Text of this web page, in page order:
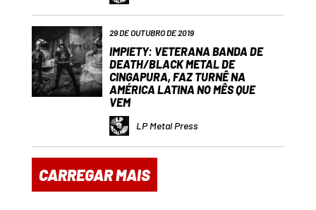
29 DE OUTUBRO DE 2019
IMPIETY: VETERANA BANDA DE
DEATH/BLACK METAL DE
CINGAPURA, FAZ TURNÊ NA
AMÉRICA LATINA NO MÊS QUE
VEM
LP Metal Press
CARREGAR MAIS